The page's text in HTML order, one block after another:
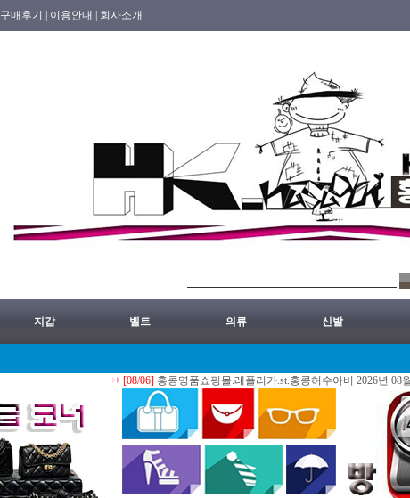
구매후기 | 이용안내 | 회사소개
지갑 벨트 의류 신발
[08/06]홍콩명품쇼핑몰.레플리카.st.홍콩허수아비 2026년 08월06일